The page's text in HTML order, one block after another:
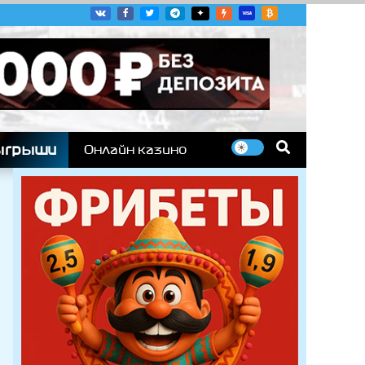
гоночных серий
Онлайн казино